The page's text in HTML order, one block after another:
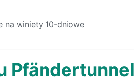
na winiety 10-dniowe
Pfändertunnel